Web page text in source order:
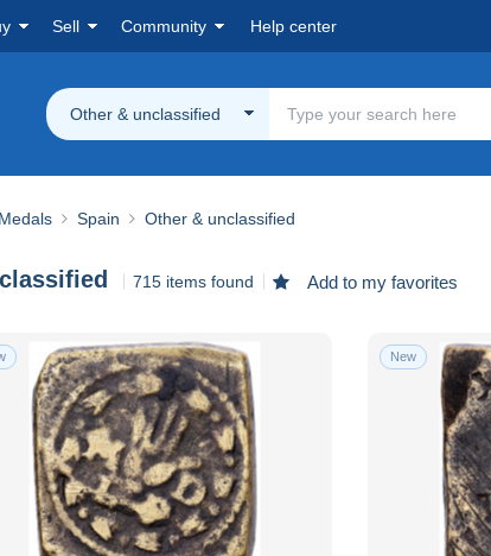
Sell Community Help center
Other & unclassified
Spain Other & unclassified
715 items found Add to my favorites
New